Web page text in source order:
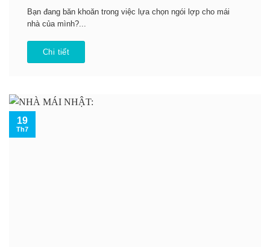
Bạn đang băn khoăn trong việc lựa chọn ngói lợp cho mái
nhà của mình?...
Chi tiết
19
Th7